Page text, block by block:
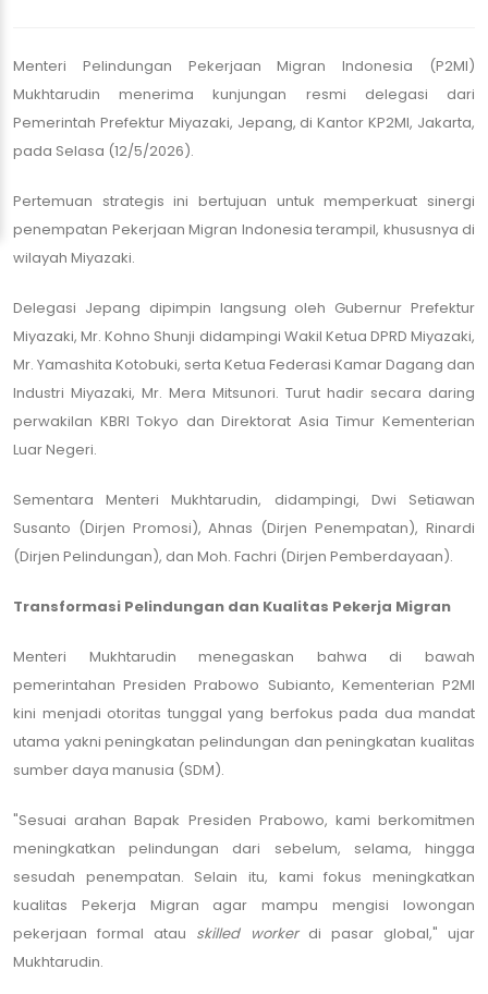
Menteri Pelindungan Pekerjaan Migran Indonesia (P2MI)
Mukhtarudin menerima kunjungan resmi delegasi dari
Pemerintah Prefektur Miyazaki, Jepang, di Kantor KP2MI, Jakarta,
pada Selasa (12/5/2026).
Pertemuan strategis ini bertujuan untuk memperkuat sinergi
penempatan Pekerjaan Migran Indonesia terampil, khususnya di
wilayah Miyazaki.
Delegasi Jepang dipimpin langsung oleh Gubernur Prefektur
Miyazaki, Mr. Kohno Shunji didampingi Wakil Ketua DPRD Miyazaki,
Mr. Yamashita Kotobuki, serta Ketua Federasi Kamar Dagang dan
Industri Miyazaki, Mr. Mera Mitsunori. Turut hadir secara daring
perwakilan KBRI Tokyo dan Direktorat Asia Timur Kementerian
Luar Negeri.
Sementara Menteri Mukhtarudin, didampingi, Dwi Setiawan
Susanto (Dirjen Promosi), Ahnas (Dirjen Penempatan), Rinardi
(Dirjen Pelindungan), dan Moh. Fachri (Dirjen Pemberdayaan).
Transformasi Pelindungan dan Kualitas Pekerja Migran
Menteri Mukhtarudin menegaskan bahwa di bawah
pemerintahan Presiden Prabowo Subianto, Kementerian P2MI
kini menjadi otoritas tunggal yang berfokus pada dua mandat
utama yakni peningkatan pelindungan dan peningkatan kualitas
sumber daya manusia (SDM).
"Sesuai arahan Bapak Presiden Prabowo, kami berkomitmen
meningkatkan pelindungan dari sebelum, selama, hingga
sesudah penempatan. Selain itu, kami fokus meningkatkan
kualitas Pekerja Migran agar mampu mengisi lowongan
pekerjaan formal atau skilled workerdi pasar global," ujar
Mukhtarudin.